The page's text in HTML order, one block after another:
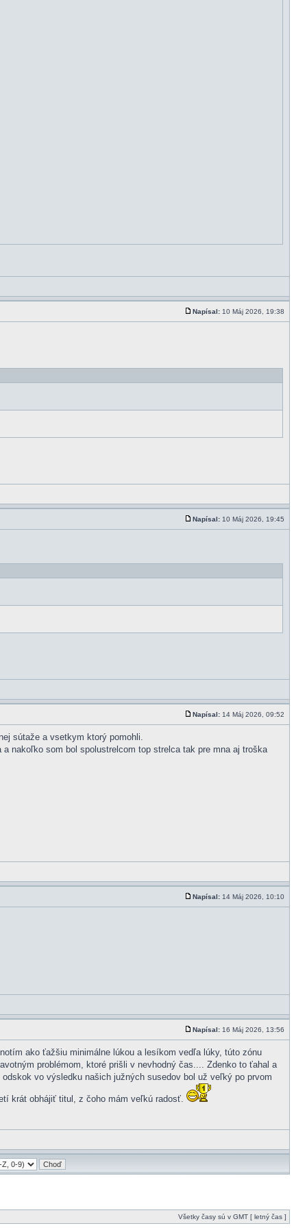
Napísal: 10 Máj 2026, 19:38
Napísal: 10 Máj 2026, 19:45
Napísal: 14 Máj 2026, 09:52
sútaže a vsetkym ktorý pomohli.
nakoľko som bol spolustrelcom top strelca tak pre mna aj troška
Napísal: 14 Máj 2026, 10:10
Napísal: 16 Máj 2026, 13:56
ako ťažšiu minimálne lúkou a lesíkom vedľa lúky, túto zónu
problémom, ktoré prišli v nevhodný čas.... Zdenko to ťahal a
vo výsledku našich južných susedov bol už veľký po prvom
krát obhájiť titul, z čoho mám veľkú radosť.
Všetky časy sú v GMT [ letný čas ]